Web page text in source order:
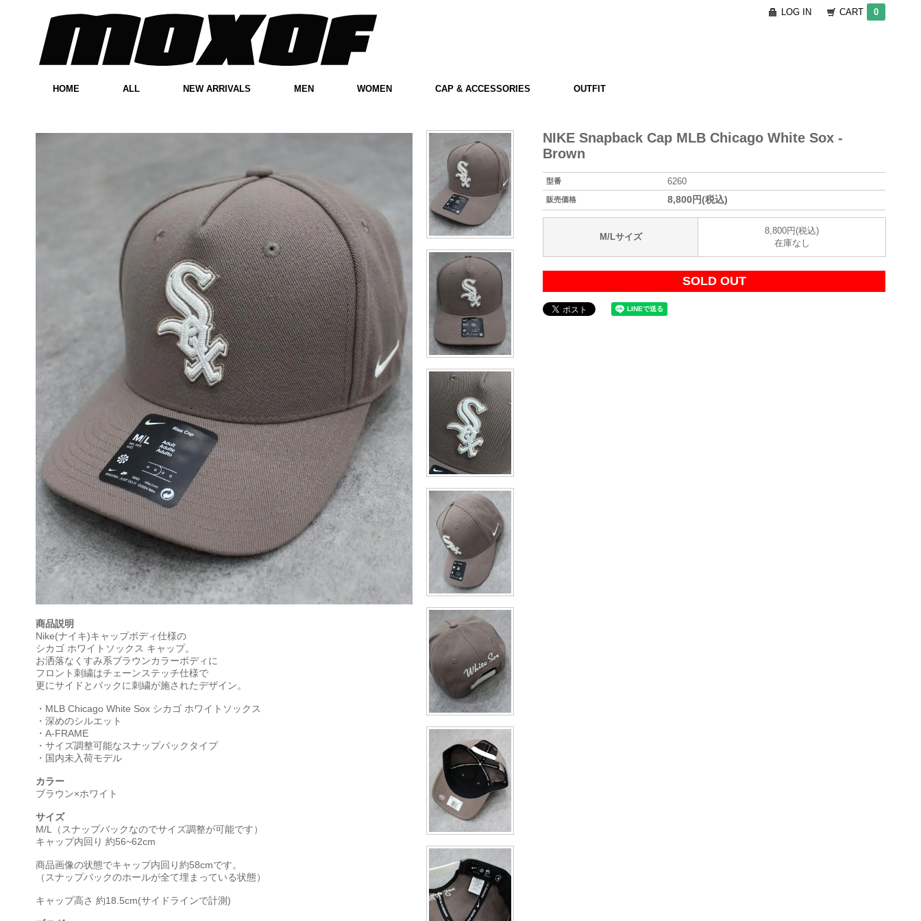
LOG IN CART 0
HOME ALL NEW ARRIVALS MEN WOMEN CAP & ACCESSORIES OUTFIT
NIKE Snapback Cap MLB Chicago White Sox -
Brown
型番 6260
販売価格 8,800円(税込)
M/Lサイズ
8,800円(税込)
在庫なし
SOLD OUT
商品説明
Nike(ナイキ)キャップボディ仕様の
シカゴ ホワイトソックス キャップ。
お洒落なくすみ系ブラウンカラーボディに
フロント刺繍はチェーンステッチ仕様で
更にサイドとバックに刺繍が施されたデザイン。
・MLB Chicago White Sox シカゴ ホワイトソックス
・深めのシルエット
・A-FRAME
・サイズ調整可能なスナップバックタイプ
・国内未入荷モデル
カラー
ブラウン×ホワイト
サイズ
M/L（スナップバックなのでサイズ調整が可能です）
キャップ内回り 約56~62cm
商品画像の状態でキャップ内回り約58cmです。
（スナップバックのホールが全て埋まっている状態）
キャップ高さ 約18.5cm(サイドラインで計測)